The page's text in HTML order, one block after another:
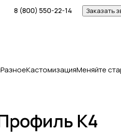
8 (800) 550-22-14 Заказать
РазноеКастомизацияМеняйте
К4